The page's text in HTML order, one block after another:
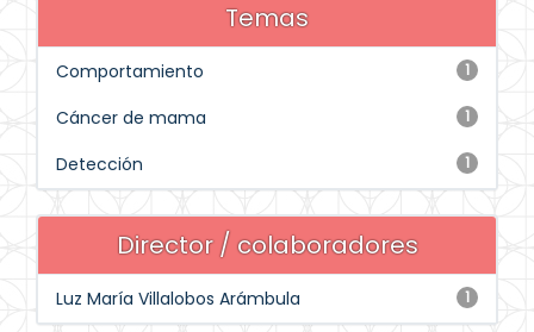
Temas
1
Comportamiento
1
Cáncer de mama
1
Detección
Director / colaboradores
1
Luz María Villalobos Arámbula